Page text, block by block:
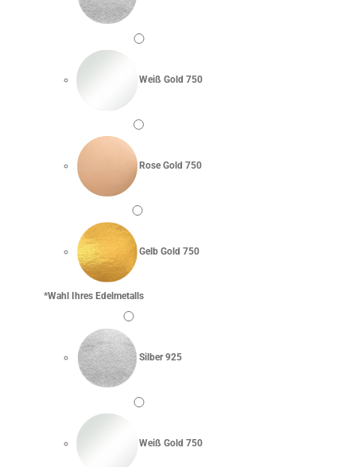
Weiß Gold 750
Rose Gold 750
Gelb Gold 750
*Wahl Ihres Edelmetalls
Silber 925
Weiß Gold 750